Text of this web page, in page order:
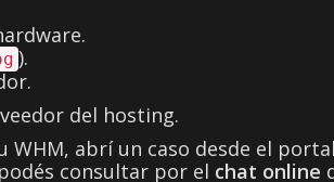
).
del hosting.
abrí un caso desde el
consultar por el chat online